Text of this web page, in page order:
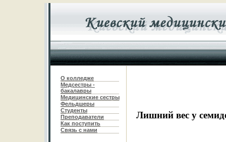
О колледже
Медсестры -
бакалавры
Медицинские сестры
Фельдшеры
Студенты
Преподаватели
Как поступить
Связь с нами
Лишний вес у